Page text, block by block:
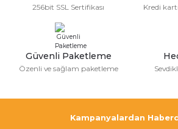
Ürün fiyatı diğer sitelerden daha pahalı.
Bu ürüne benzer farklı alternatifler olmalı.
256bit SSL Sertifikası Kredi
Güvenli Paketleme
Özenli ve sağlam paketleme
Kampanyalardan